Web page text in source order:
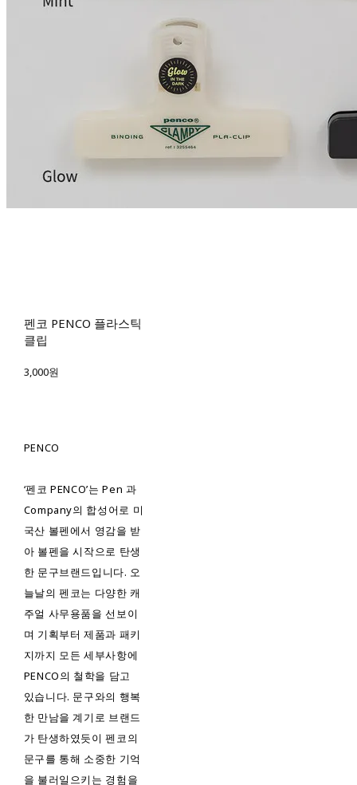
펜코 PENCO 플라스틱
클립
3,000원
PENCO
‘펜코 PENCO’는 Pen 과
Company의 합성어로 미
국산 볼펜에서 영감을 받
아 볼펜을 시작으로 탄생
한 문구브랜드입니다. 오
늘날의 펜코는 다양한 캐
주얼 사무용품을 선보이
며 기획부터 제품과 패키
지까지 모든 세부사항에
PENCO의 철학을 담고
있습니다. 문구와의 행복
한 만남을 계기로 브랜드
가 탄생하였듯이 펜코의
문구를 통해 소중한 기억
을 불러일으키는 경험을